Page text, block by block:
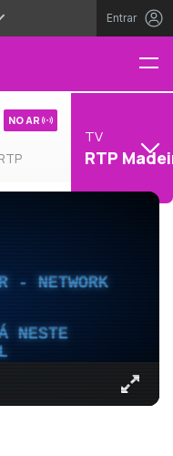
Entrar
NO AR
TV
RTP
- NETWORK
NESTE